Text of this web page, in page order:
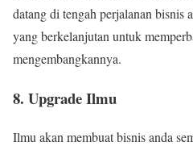
datang di tengah perjalanan bisnis
yang berkelanjutan untuk
mengembangkannya.
8. Upgrade Ilmu
Ilmu akan membuat bisnis anda